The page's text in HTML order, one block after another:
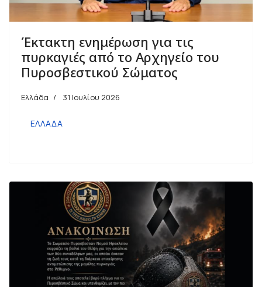
Έκτακτη ενημέρωση για τις
πυρκαγιές από το Αρχηγείο του
Πυροσβεστικού Σώματος
Ελλάδα 31 Ιουλίου 2026
ΕΛΛΑΔΑ